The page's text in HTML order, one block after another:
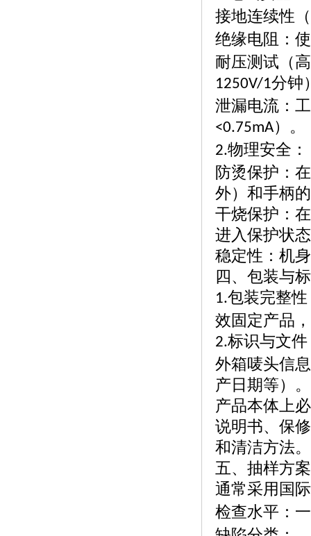
接地连续性
绝缘电阻：
耐压测试（
1250V/1分钟
泄漏电流：
<0.75mA）。
2.物理安全：
防烫保护：
外）和手柄
干烧保护：
进入保护状
稳定性：机
四、包装与
1.包装完整
效固定产品
2.标识与文件
外箱唛头信
产日期等）。
产品本体上
说明书、保
和清洁方法。
五、抽样方
通常采用国
检查水平：